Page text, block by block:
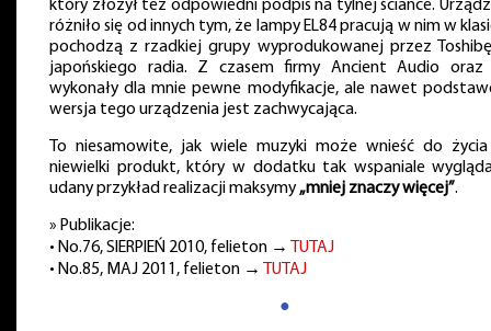
który złożył też odpowiedni podpis na tylnej ściance.
różniło się od innych tym, że lampy EL84 pracują w nim w
pochodzą z rzadkiej grupy wyprodukowanej przez
japońskiego radia. Z czasem firmy Ancient Audio oraz
wykonały dla mnie pewne modyfikacje, ale nawet
wersja tego urządzenia jest zachwycająca.
To niesamowite, jak wiele muzyki może wnieść do
niewielki produkt, który w dodatku tak wspaniale
udany przykład realizacji maksymy„mniej znaczy więcej”.
» Publikacje:
• No.76, SIERPIEŃ 2010, felieton →
TUTAJ
• No.85, MAJ 2011, felieton →
TUTAJ
●